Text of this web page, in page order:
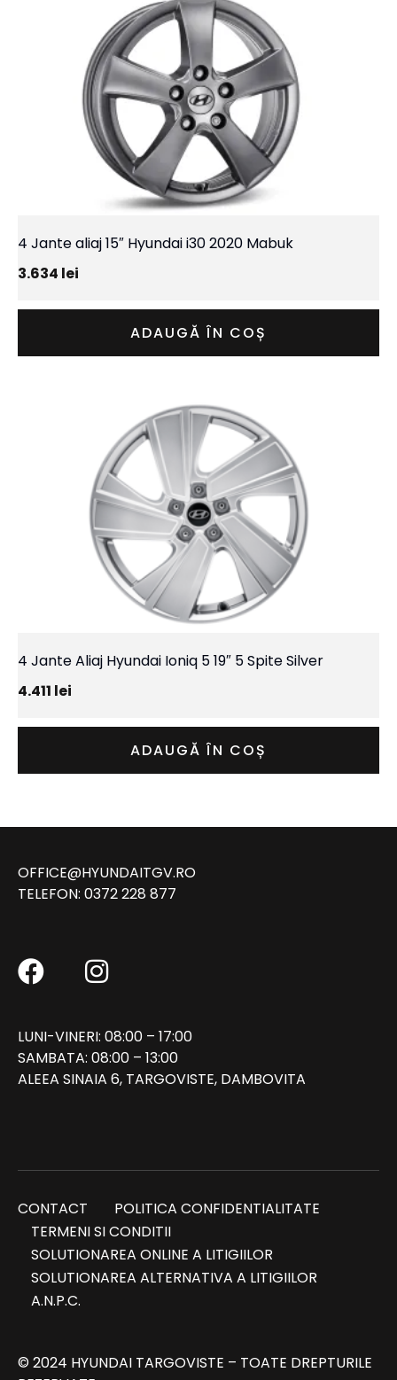
4 Jante aliaj 15″ Hyundai i30 2020 Mabuk
3.634 lei
ADAUGĂ ÎN COȘ
4 Jante Aliaj Hyundai Ioniq 5 19″ 5 Spite Silver
4.411 lei
ADAUGĂ ÎN COȘ
OFFICE@HYUNDAITGV.RO
TELEFON: 0372 228 877
LUNI-VINERI: 08:00 – 17:00
SAMBATA: 08:00 – 13:00
ALEEA SINAIA 6, TARGOVISTE, DAMBOVITA
CONTACT
POLITICA CONFIDENTIALITATE
TERMENI SI CONDITII
SOLUTIONAREA ONLINE A LITIGIILOR
SOLUTIONAREA ALTERNATIVA A LITIGIILOR
A.N.P.C.
© 2024 HYUNDAI TARGOVISTE – TOATE DREPTURILE